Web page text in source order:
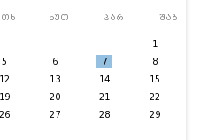
ხუთ პარ შაბ
1
5 6 7
8
12 13 14
15
19 20 21
22
26 27 28
29